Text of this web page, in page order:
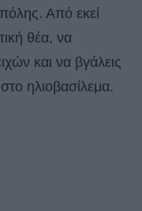
Από εκεί
θέα, να
και να βγάλεις
ηλιοβασίλεμα.